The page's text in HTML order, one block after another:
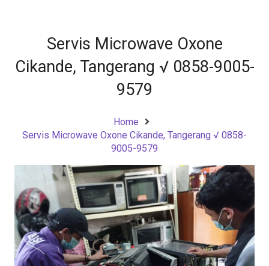
Servis Microwave Oxone
Cikande, Tangerang √ 0858-9005-
9579
Home
Servis Microwave Oxone Cikande, Tangerang √ 0858-
9005-9579